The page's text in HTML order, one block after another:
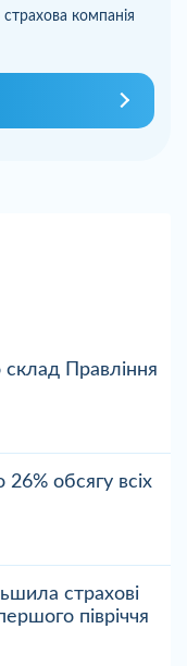
компанія
склад Правління
26% обсягу всіх
страхові
півріччя